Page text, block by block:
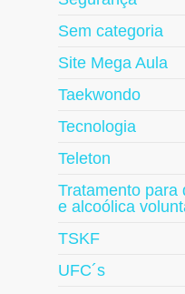
Sem categoria
Site Mega Aula
Taekwondo
Tecnologia
Teleton
Tratamento para
e alcoólica
TSKF
UFC´s